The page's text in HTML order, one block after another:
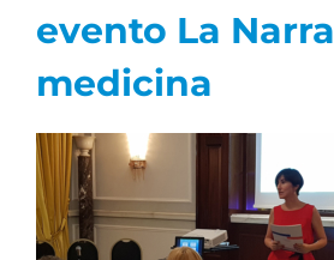
evento La
medicina